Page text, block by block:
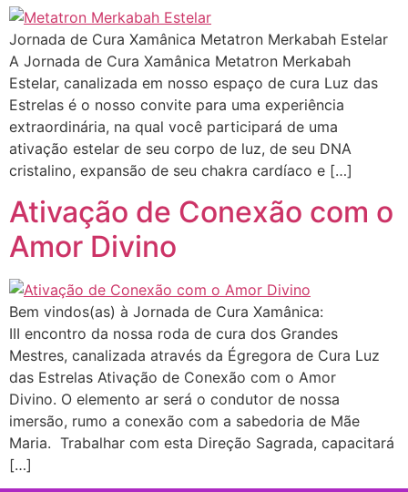
Jornada de Cura Xamânica Metatron Merkabah Estelar
A Jornada de Cura Xamânica Metatron Merkabah
Estelar, canalizada em nosso espaço de cura Luz das
Estrelas é o nosso convite para uma experiência
extraordinária, na qual você participará de uma
ativação estelar de seu corpo de luz, de seu DNA
cristalino, expansão de seu chakra cardíaco e […]
Ativação de Conexão com o
Amor Divino
Bem vindos(as) à Jornada de Cura Xamânica:
III encontro da nossa roda de cura dos Grandes
Mestres, canalizada através da Égregora de Cura Luz
das Estrelas Ativação de Conexão com o Amor
Divino. O elemento ar será o condutor de nossa
imersão, rumo a conexão com a sabedoria de Mãe
Maria. Trabalhar com esta Direção Sagrada, capacitará
[…]